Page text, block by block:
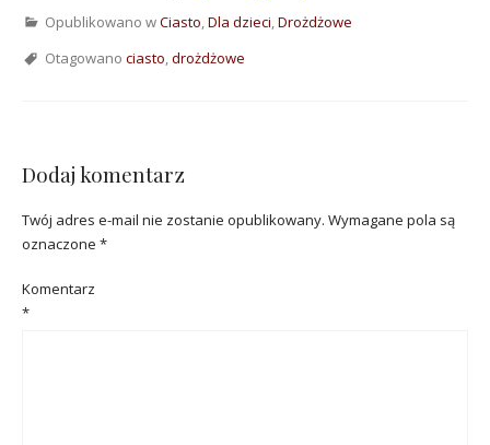
Opublikowano wCiasto,Dla dzieci,Drożdżowe
Otagowano ciasto,drożdżowe
Dodaj komentarz
Twój adres e-mail nie zostanie opublikowany. Wymagane pola są
oznaczone *
Komentarz
*